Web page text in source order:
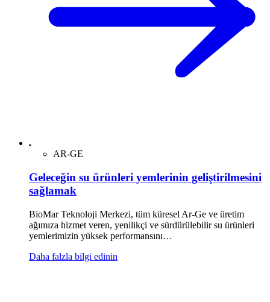
AR-GE
Geleceğin su ürünleri yemlerinin geliştirilmesini
sağlamak
BioMar Teknoloji Merkezi, tüm küresel Ar-Ge ve üretim
ağımıza hizmet veren, yenilikçi ve sürdürülebilir su ürünleri
yemlerimizin yüksek performansını…
Daha falzla bilgi edinin